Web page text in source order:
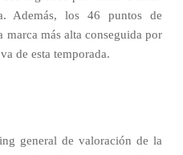
Además, los 46 puntos de
más alta conseguida por
de esta temporada.
general de valoración de la